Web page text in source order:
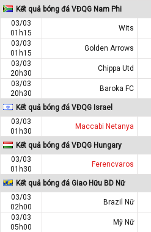
Kết quả bóng đá VĐQG Nam Phi
03/03
01h15
Wits
03/03
01h15
Golden Arrows
03/03
20h30
Chippa Utd
03/03
20h30
Baroka FC
Kết quả bóng đá VĐQG Israel
03/03
01h30
Maccabi Netanya
Kết quả bóng đá VĐQG Hungary
03/03
01h30
Ferencvaros
Kết quả bóng đá Giao Hữu BD Nữ
03/03
02h00
Brazil Nữ
03/03
05h00
Mỹ Nữ